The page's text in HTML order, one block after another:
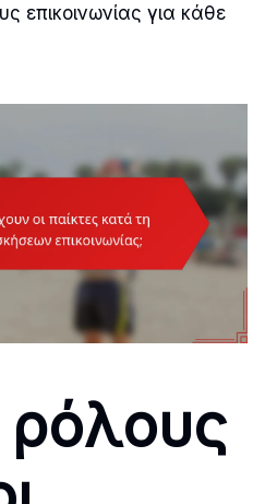
επικοινωνίας για κάθε
ρόλους